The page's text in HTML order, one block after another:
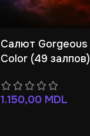
Салют Gorgeous
Color (49 залпов)
1.150,00 MDL